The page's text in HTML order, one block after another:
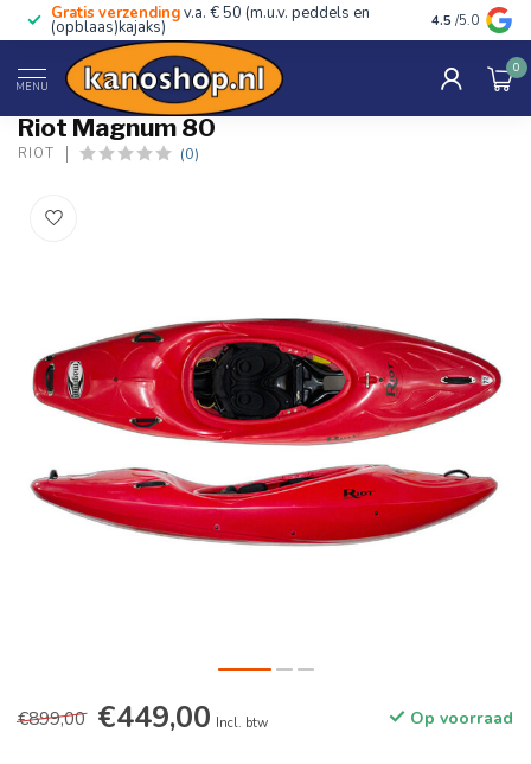
Gratis verzendingv.a. € 50 (m.u.v. peddels en
(opblaas)kajaks) Advies van
4.5 /5.0
MENU
0
Home / Magnum 80
Riot Magnum 80
RIOT (0)
€899,00 €449,00 Incl. btw Op voorraad